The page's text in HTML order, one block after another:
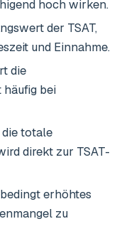
hoch wirken.
der TSAT,
und Einnahme.
die
bei
totale
direkt zur TSAT-
erhöhtes
zu